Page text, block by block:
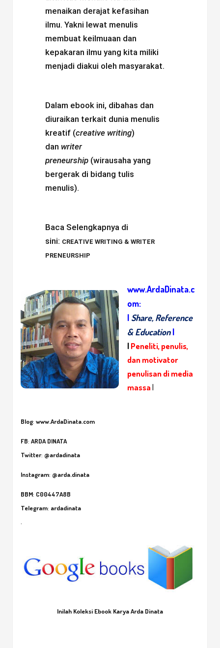
menaikan derajat kefasihan
ilmu. Yakni lewat menulis
membuat keilmuaan dan
kepakaran ilmu yang kita miliki
menjadi diakui oleh masyarakat.
Dalam ebook ini, dibahas dan
diuraikan terkait dunia menulis
kreatif (creative writing)
dan writer
preneurship (wirausaha yang
bergerak di bidang tulis
menulis).
Baca Selengkapnya di
sini: CREATIVE WRITING & WRITER
PRENEURSHIP
www.ArdaDinata.c
om:
| Share, Reference
& Education |
|Peneliti, penulis,
dan motivator
penulisan di media
massa|
Blog: www.ArdaDinata.com
FB: ARDA DINATA
Twitter: @ardadinata
Instagram: @arda.dinata
BBM: C00447A8B
Telegram: ardadinata
.
Inilah Koleksi Ebook Karya Arda Dinata